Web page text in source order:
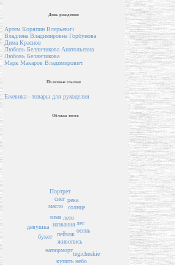
День рождения
Артем Коряпин Влерьевич
Владлена Владимировна Горбунова
Дима Краснов
Любовь Белянчикова Анатольевна
Любовь Белянчикова
Марк Макаров Владимирович
Полезные ссылки
Ежевика - товары для рукоделия
Облако тегов
пейзаж
названия
живопись
лето
натюрморт
купить
солнце
лес
зима
осень
букет
масло
река
снег
tegicheskie
небо
Портрет
девушка